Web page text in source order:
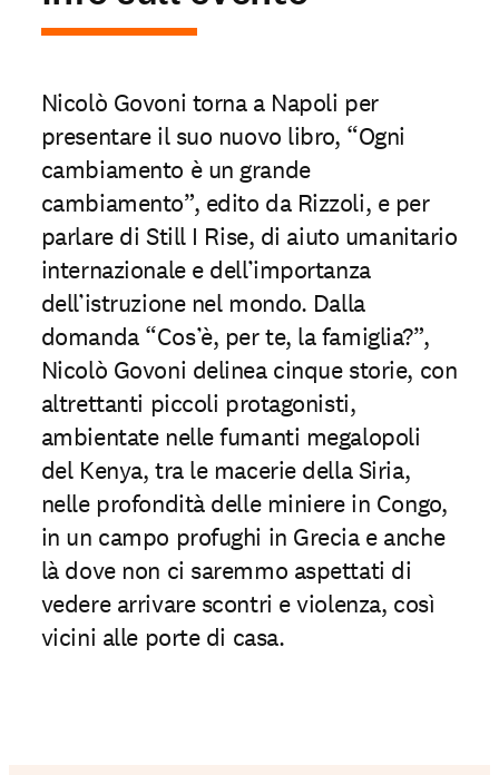
Nicolò Govoni torna a Napoli per
presentare il suo nuovo libro, “Ogni
cambiamento è un grande
cambiamento”, edito da Rizzoli, e per
parlare di Still I Rise, di aiuto umanitario
internazionale e dell’importanza
dell’istruzione nel mondo. Dalla
domanda “Cos’è, per te, la famiglia?”,
Nicolò Govoni delinea cinque storie, con
altrettanti piccoli protagonisti,
ambientate nelle fumanti megalopoli
del Kenya, tra le macerie della Siria,
nelle profondità delle miniere in Congo,
in un campo profughi in Grecia e anche
là dove non ci saremmo aspettati di
vedere arrivare scontri e violenza, così
vicini alle porte di casa.